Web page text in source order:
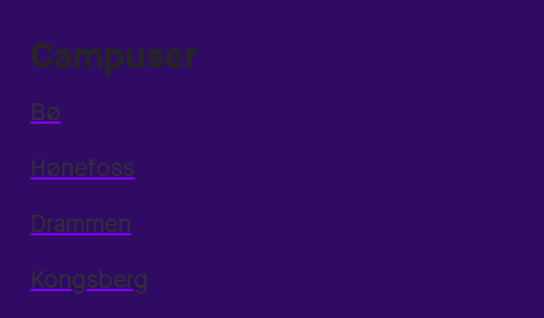
Campuser
Bø
Hønefoss
Drammen
Kongsberg